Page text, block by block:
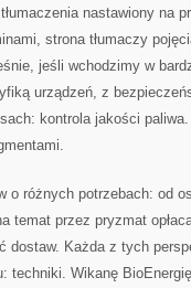
nastawiony na
strona tłumaczy
jeśli wchodzimy w
urządzeń, z
kontrola jakości
o różnych potrzebach: od
temat przez pryzmat
dostaw. Każda z tych
techniki. Wikanę